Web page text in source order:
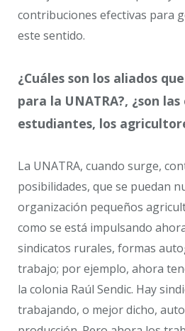
contribuciones efectivas para
este sentido.
¿Cuáles son los aliados
para la UNATRA?, ¿son
estudiantes, los
La UNATRA, cuando surge,
posibilidades, que se puedan
organización pequeños
como se está impulsando
sindicatos rurales, formas
trabajo; por ejemplo, ahora
la colonia Raúl Sendic. Hay
trabajando, o mejor dicho,